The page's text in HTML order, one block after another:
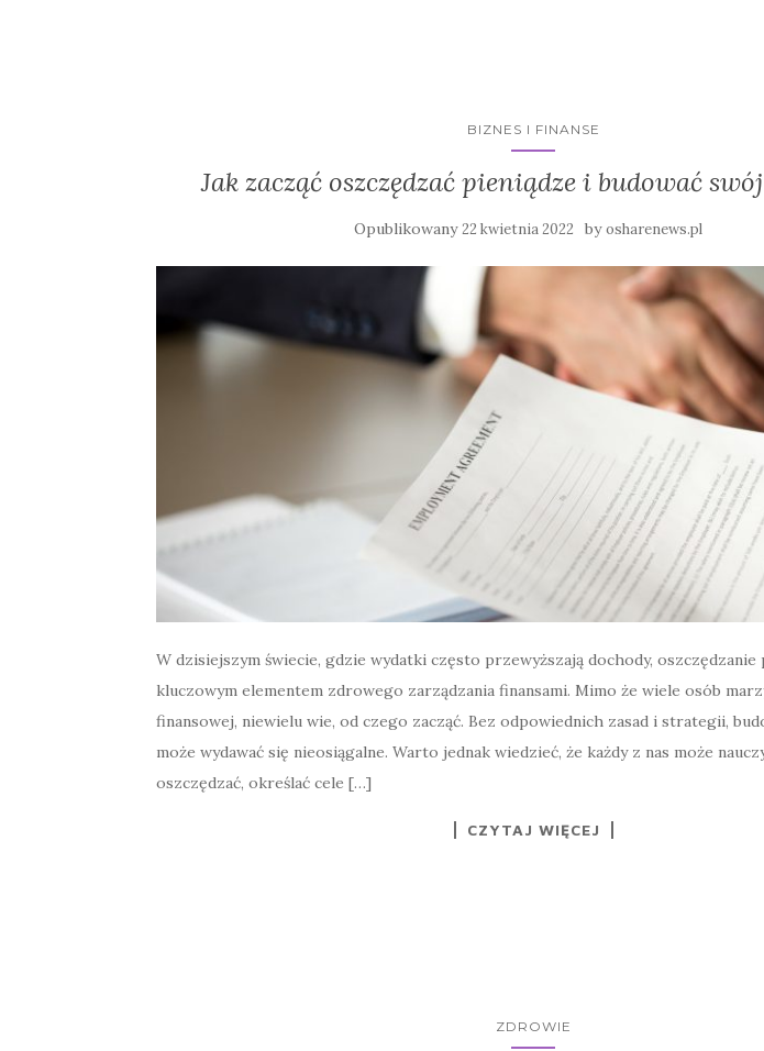
BIZNES I FINANSE
Jak zacząć oszczędzać pieniądze i budować
Opublikowany22 kwietnia 2022 byosharenews.pl
W dzisiejszym świecie, gdzie wydatki często przewyższają dochody, oszczędzanie
kluczowym elementem zdrowego zarządzania finansami. Mimo że wiele osób
finansowej, niewielu wie, od czego zacząć. Bez odpowiednich zasad i strategii,
może wydawać się nieosiągalne. Warto jednak wiedzieć, że każdy z nas może
oszczędzać, określać cele […]
CZYTAJ WIĘCEJ
ZDROWIE